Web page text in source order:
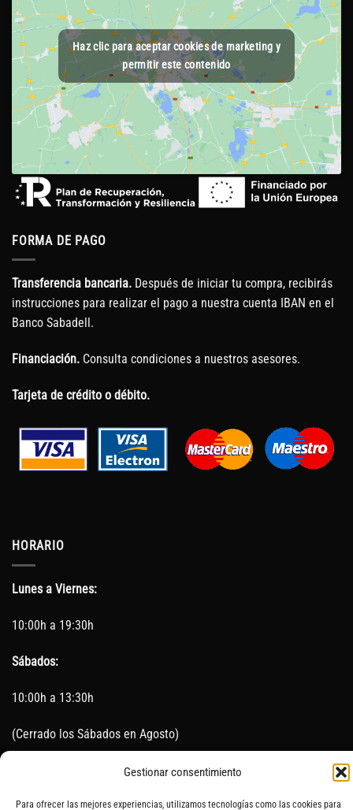
Gestionar consentimiento
Para ofrecer las mejores experiencias, utilizamos tecnologías como las cookies para
Haz clic para aceptar cookies de marketing y
permitir este contenido
FORMA DE PAGO
Transferencia bancaria. Después de iniciar tu compra, recibirás
instrucciones para realizar el pago a nuestra cuenta IBAN en el
Banco Sabadell.
Financiación. Consulta condiciones a nuestros asesores.
Tarjeta de crédito o débito.
HORARIO
Lunes a Viernes:
10:00h a 19:30h
Sábados:
10:00h a 13:30h
(Cerrado los Sábados en Agosto)
Sin servicio de taller del 15 de Agosto al 5 de septiembre